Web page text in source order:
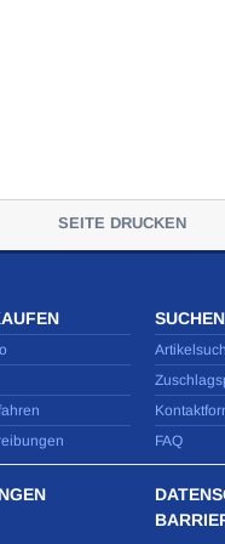
SEITE DRUCKEN
FAQ